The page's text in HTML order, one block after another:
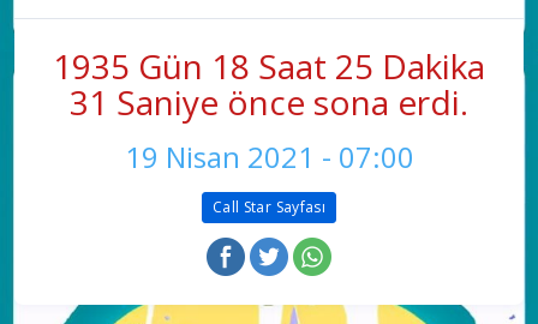
1935 Gün 18 Saat 25 Dakika
31 Saniye önce sona erdi.
19 Nisan 2021 - 07:00
Call Star Sayfası